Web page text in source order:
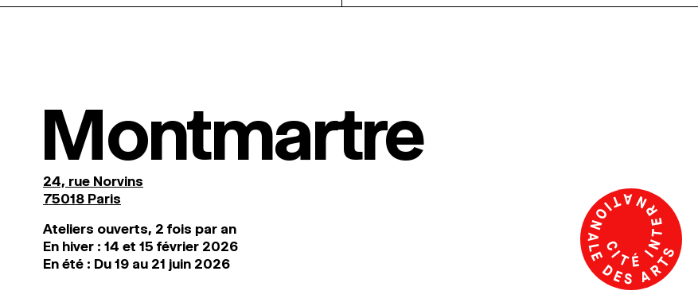
Montmartre
24, rue Norvins
75018 Paris
Ateliers ouverts, 2 fois par an
En hiver : 14 et 15 février 2026
En été : Du 19 au 21 juin 2026